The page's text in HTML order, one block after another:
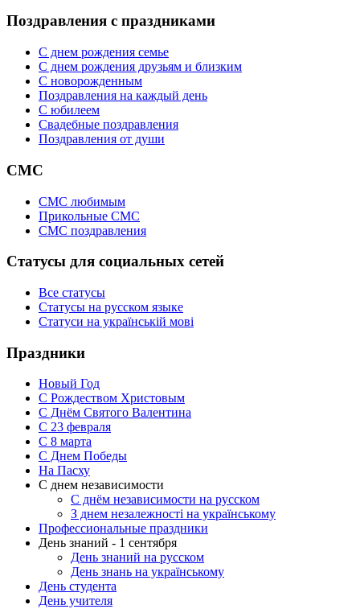
Поздравления с праздниками
С днем рождения семье
С днем рождения друзьям и близким
C новорожденным
Поздравления на каждый день
С юбилеем
Свадебные поздравления
Поздравления от души
СМС
СМС любимым
Прикольные СМС
СМС поздравления
Статусы для социальных сетей
Все статусы
Статусы на русском языке
Статуси на українській мові
Праздники
Новый Год
С Рождеством Христовым
С Днём Святого Валентина
С 23 февраля
C 8 марта
С Днем Победы
На Пасху
С днем независимости
С днём независимости на русском
З днем незалежності на українському
Профессиональные праздники
День знаний - 1 сентября
День знаний на русском
День знань на українському
День студента
День учителя